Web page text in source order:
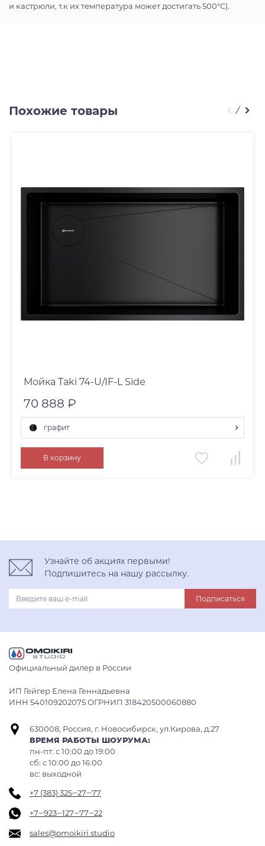
и кастрюли, т.к их температура может достигать 500°С).
Похожие товары
Мойка Taki 74-U/IF-L Side
70 888 ₽
графит
графит
нержавеющая сталь
В корзину
Узнайте об акциях первыми!
Подпишитесь на нашу рассылку.
Подписаться
Официальный дилер в России
ИП Гейгер Елена Геннадьевна
ИНН 540109202075 ОГРНИП 318420500060880
630008, Россия, г. Новосибирск, ул.Кирова, д.27
ВРЕМЯ РАБОТЫ ШОУРУМА:
пн-пт: с 10:00 до 19:00
сб: c 10:00 до 16:00
вс: выходной
+7 (383) 325‒27‒77
+7‒923‒127‒77‒22
sales@omoikiri.studio